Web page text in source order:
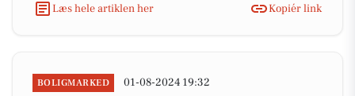
Læs hele artiklen her
Kopiér link
BOLIGMARKED 01-08-2024 19:32